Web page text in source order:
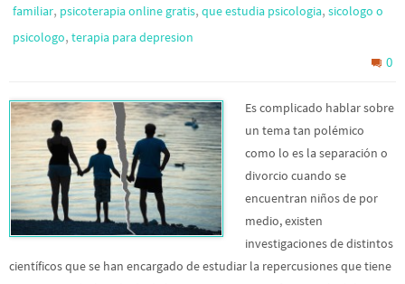
familiar, psicoterapia online gratis, que estudia psicologia, sicologo o
psicologo, terapia para depresion
0
Es complicado hablar sobre
un tema tan polémico
como lo es la separación o
divorcio cuando se
encuentran niños de por
medio, existen
investigaciones de distintos
científicos que se han encargado de estudiar la repercusiones que tiene